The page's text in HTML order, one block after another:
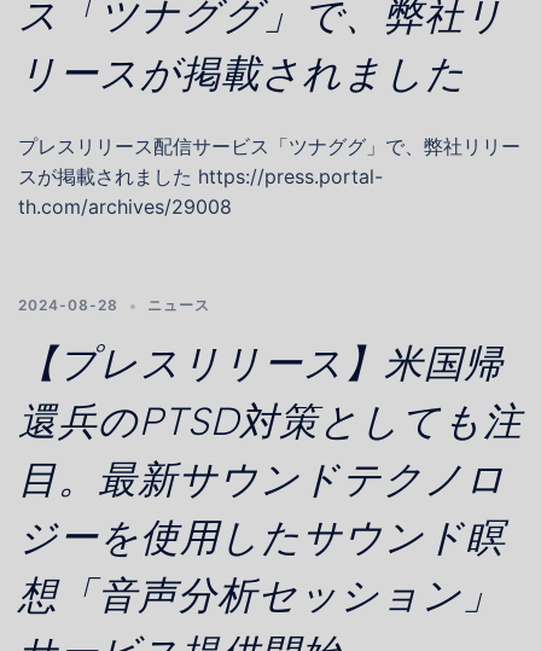
ス「ツナググ」で、弊社リ
リースが掲載されました
プレスリリース配信サービス「ツナググ」で、弊社リリー
スが掲載されました https://press.portal-
th.com/archives/29008
2024-08-28 ニュース
【プレスリリース】米国帰
還兵のPTSD対策としても注
目。最新サウンドテクノロ
ジーを使用したサウンド瞑
想「音声分析セッション」